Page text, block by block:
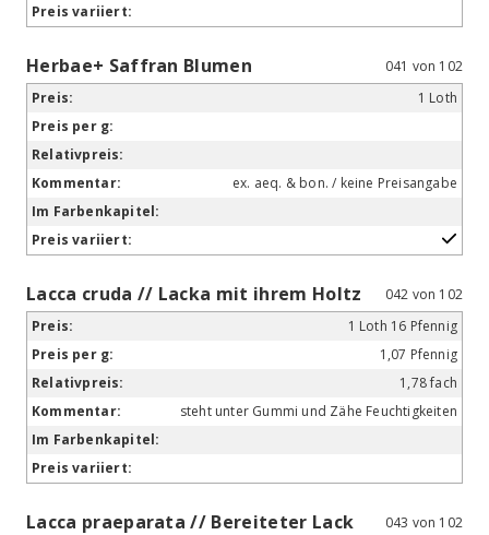
Herbae+ Saffran Blumen
041 von 102
1 Loth
ex. aeq. & bon. / keine Preisangabe
Lacca cruda // Lacka mit ihrem Holtz
042 von 102
1 Loth 16 Pfennig
1,07 Pfennig
1,78 fach
steht unter Gummi und Zähe Feuchtigkeiten
Lacca praeparata // Bereiteter Lack
043 von 102